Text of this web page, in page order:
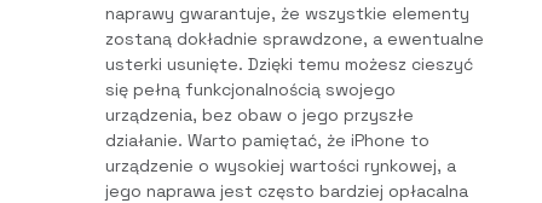
naprawy gwarantuje, że wszystkie elementy
zostaną dokładnie sprawdzone, a ewentualne
usterki usunięte. Dzięki temu możesz cieszyć
się pełną funkcjonalnością swojego
urządzenia, bez obaw o jego przyszłe
działanie. Warto pamiętać, że iPhone to
urządzenie o wysokiej wartości rynkowej, a
jego naprawa jest często bardziej opłacalna